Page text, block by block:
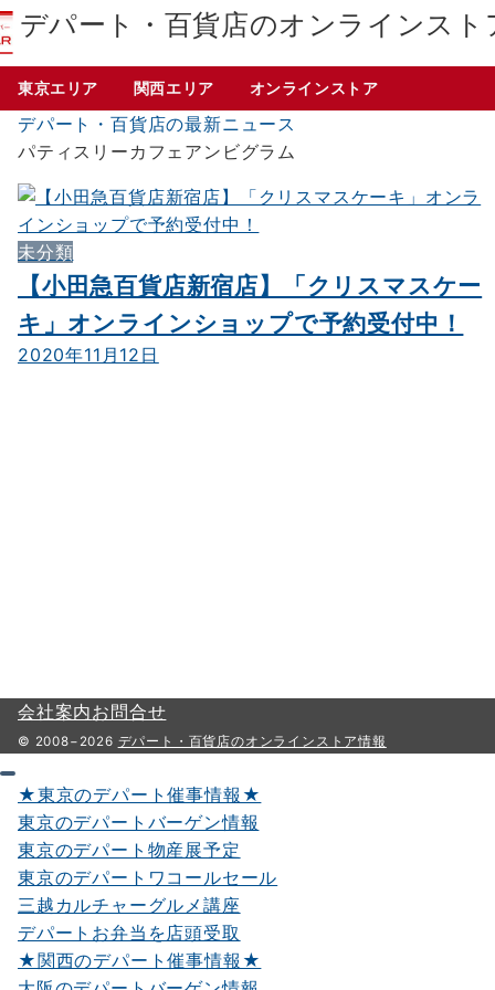
デパート・百貨店のオンラインスト
東京エリア 関西エリア オンラインストア
デパート・百貨店の最新ニュース
パティスリーカフェアンビグラム
未分類
【小田急百貨店新宿店】「クリスマスケー
キ」オンラインショップで予約受付中！
2020年11月12日
会社案内お問合せ
© 2008−2026 デパート・百貨店のオンラインストア情報
★東京のデパート催事情報★
東京のデパートバーゲン情報
東京のデパート物産展予定
東京のデパートワコールセール
三越カルチャーグルメ講座
デパートお弁当を店頭受取
★関西のデパート催事情報★